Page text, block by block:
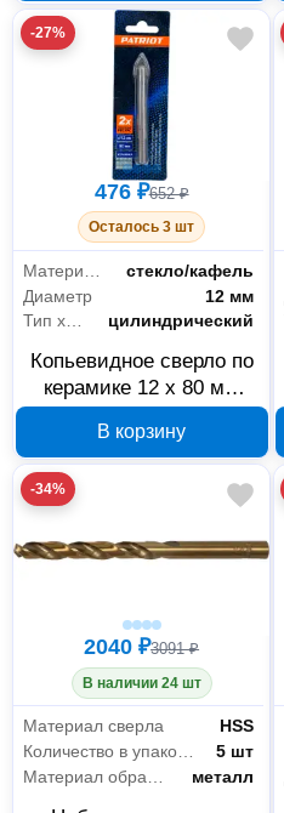
-27%
476 ₽652 ₽
Осталось 3 шт
стекло/кафель
Диаметр
12 мм
Тип хвостовика
цилиндрический
Копьевидное сверло по
керамике 12 x 80 мм
815010067
В корзину
-34%
2040 ₽3091 ₽
В наличии 24 шт
Материал сверла
HSS
Количество в упаковке
5 шт
металл